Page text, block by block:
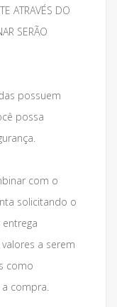
ATRAVÉS DO
SERÃO
possuem
possa
com o
solicitando o
a serem
como
compra.